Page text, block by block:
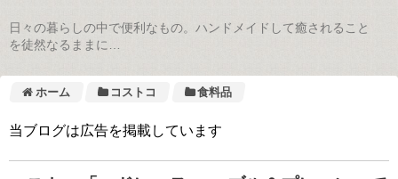
日々の暮らしの中で便利なもの。ハンドメイドして癒されること
を徒然なるままに…
ホーム コストコ 食料品
当ブログは広告を掲載しています